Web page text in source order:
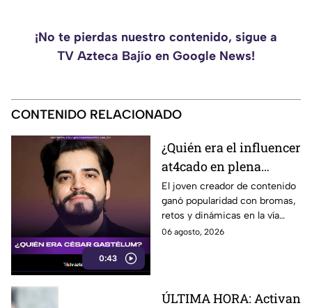
¡No te pierdas nuestro contenido, sigue a
TV Azteca Bajío en Google News!
CONTENIDO RELACIONADO
0:43
¿Quién era el influencer
at4cado en plena
transmisión? Esto
sabemos
El joven creador de contenido
ganó popularidad con bromas,
retos y dinámicas en la vía
pública.
06 agosto, 2026
ÚLTIMA HORA: Activan